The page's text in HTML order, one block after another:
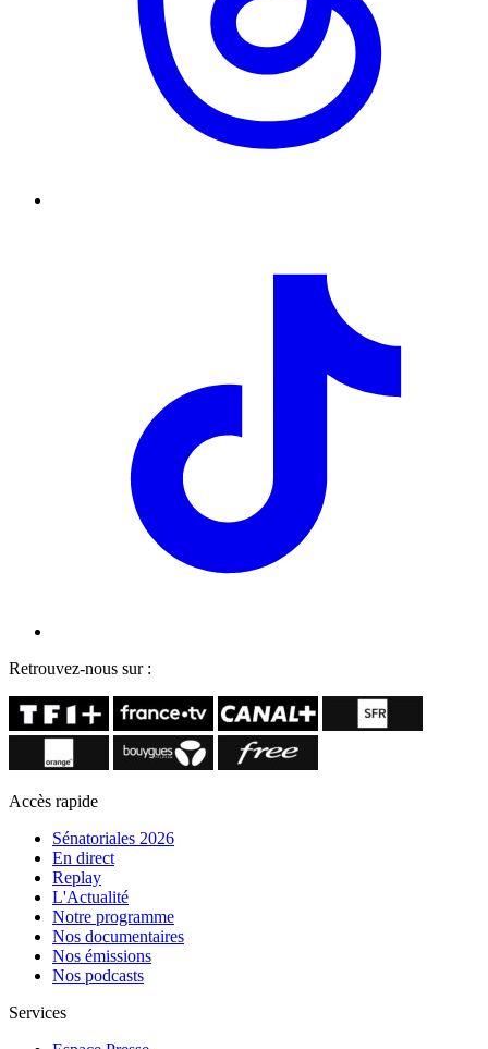
Retrouvez-nous sur :
Accès rapide
Sénatoriales 2026
En direct
Replay
L'Actualité
Notre programme
Nos documentaires
Nos émissions
Nos podcasts
Services